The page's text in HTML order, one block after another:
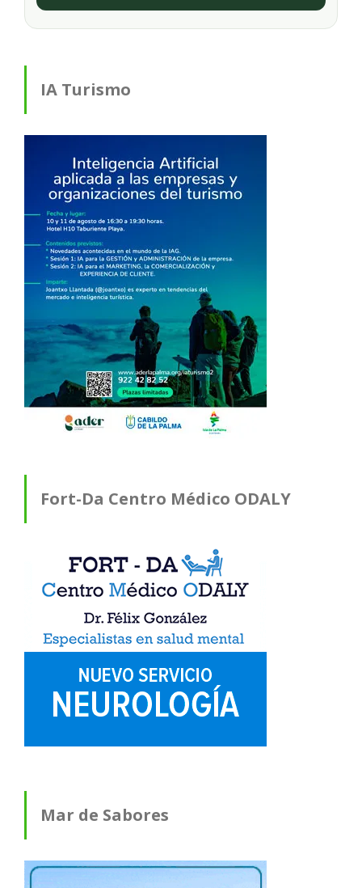
IA Turismo
Fort-Da Centro Médico ODALY
Mar de Sabores